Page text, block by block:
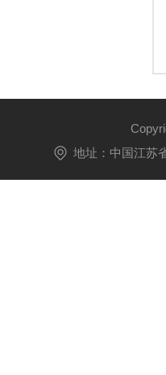
地址：中国江苏